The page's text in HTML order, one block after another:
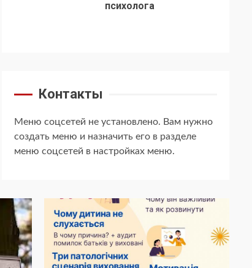
психолога
Контакты
Меню соцсетей не установлено. Вам нужно
создать меню и назначить его в разделе
меню соцсетей в настройках меню.